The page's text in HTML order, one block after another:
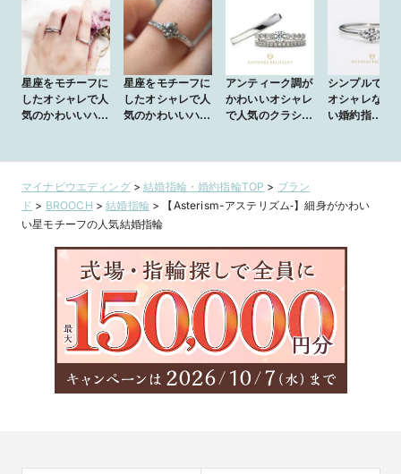
星座をモチーフに
したオシャレで人
気のかわいいハー
ガ
星座をモチーフに
したオシャレで人
気のかわいいハー
ガ
アンティーク調が
かわいいオシャレ
で人気のクラシカ
Line Star
Classic” ディー
ライン スター
クラシック
シンプルで人
オシャレなか
い婚約指
マイナビウエディング>結婚指輪・婚約指輪TOP > ブラン
ド > BROOCH >結婚指輪 >
【Asterism-アステリズム‐】細身がかわい
い星モチーフの人気結婚指輪